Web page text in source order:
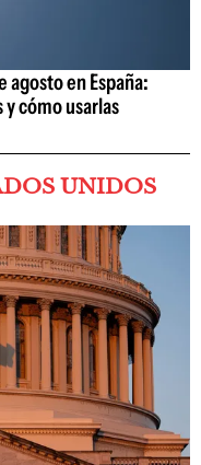
agosto en España:
cómo usarlas
UNIDOS